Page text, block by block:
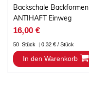
Backschale Backformen
ANTIHAFT Einweg
16,00 €
50 Stück | 0,32 € / Stück
In den Warenkorb